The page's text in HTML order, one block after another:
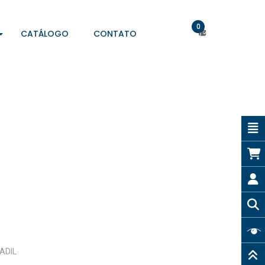
CATÁLOGO CONTATO
0